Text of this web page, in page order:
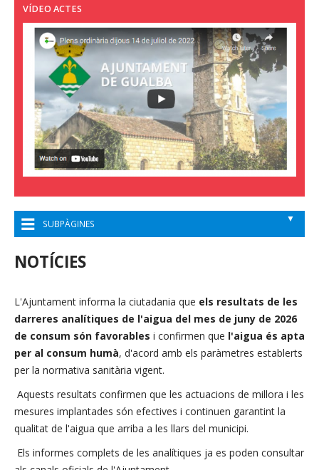
VÍDEO ACTES
SUBPÀGINES ▼
NOTÍCIES
L'Ajuntament informa la ciutadania que els resultats de les
darreres analítiques de l'aigua del mes de juny de 2026
de consum són favorables i confirmen que l'aigua és apta
per al consum humà, d'acord amb els paràmetres establerts
per la normativa sanitària vigent.
Aquests resultats confirmen que les actuacions de millora i les
mesures implantades són efectives i continuen garantint la
qualitat de l'aigua que arriba a les llars del municipi.
Els informes complets de les analítiques ja es poden consultar